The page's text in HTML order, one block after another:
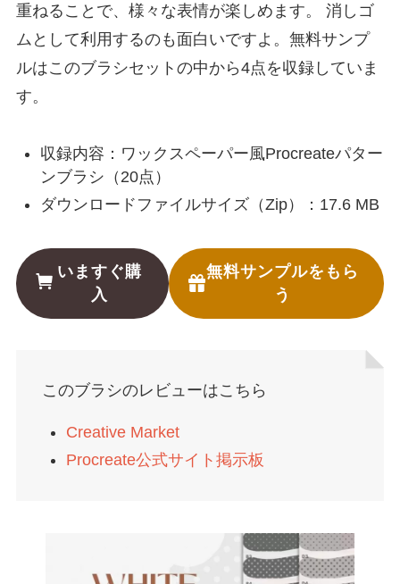
重ねることで、様々な表情が楽しめます。 消しゴ
ムとして利用するのも面白いですよ。無料サンプ
ルはこのブラシセットの中から4点を収録していま
す。
収録内容：ワックスペーパー風Procreateパター
ンブラシ（20点）
ダウンロードファイルサイズ（Zip）：17.6 MB
いますぐ購
入
無料サンプルをもら
う
このブラシのレビューはこちら
Creative Market
Procreate公式サイト掲示板